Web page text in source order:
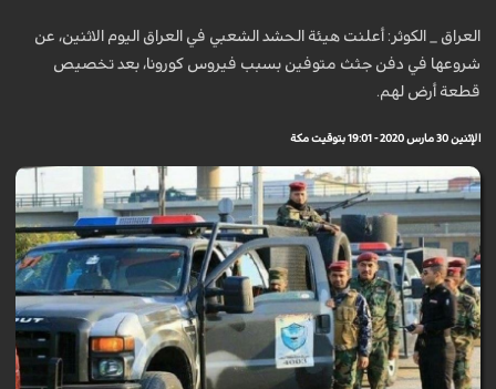
العراق _ الكوثر: أعلنت هيئة الحشد الشعبي في العراق اليوم الاثنين، عن
شروعها في دفن جثث متوفين بسبب فيروس كورونا، بعد تخصيص
قطعة أرض لهم.
الإثنين 30 مارس 2020 - 19:01 بتوقيت مكة